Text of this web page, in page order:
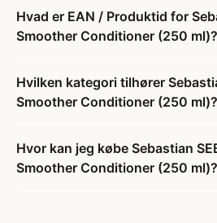
Hvad er EAN / Produktid for
Smoother Conditioner (250 ml)?
Hvilken kategori tilhører
Smoother Conditioner (250 ml)?
Hvor kan jeg købe Sebastian
Smoother Conditioner (250 ml)?